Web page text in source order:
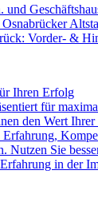
Vorder- &
Ihren Erfolg
für
den Wert
Nutzen Sie
in der